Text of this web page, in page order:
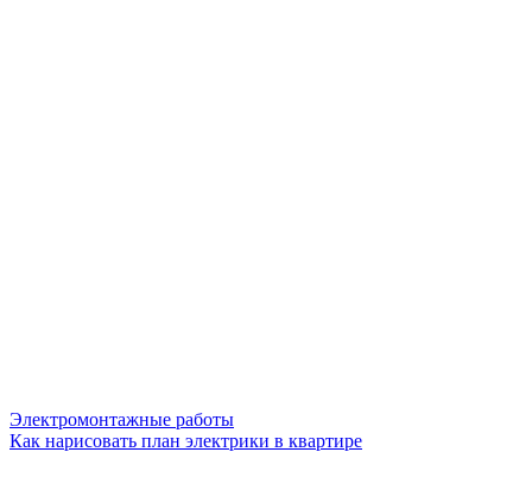
Электромонтажные работы
Как нарисовать план электрики в квартире